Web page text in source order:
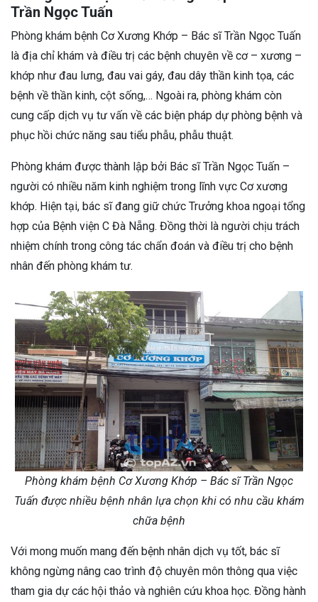
Trần Ngọc Tuấn
Phòng khám bệnh Cơ Xương Khớp – Bác sĩ Trần Ngọc Tuấn
là địa chỉ khám và điều trị các bệnh chuyên về cơ – xương –
khớp như đau lưng, đau vai gáy, đau dây thần kinh tọa, các
bệnh về thần kinh, cột sống,… Ngoài ra, phòng khám còn
cung cấp dịch vụ tư vấn về các biện pháp dự phòng bệnh và
phục hồi chức năng sau tiểu phẫu, phẫu thuật.
Phòng khám được thành lập bởi Bác sĩ Trần Ngọc Tuấn –
người có nhiều năm kinh nghiệm trong lĩnh vực Cơ xương
khớp. Hiện tại, bác sĩ đang giữ chức Trưởng khoa ngoại tổng
hợp của Bệnh viện C Đà Nẵng. Đồng thời là người chịu trách
nhiệm chính trong công tác chẩn đoán và điều trị cho bệnh
nhân đến phòng khám tư.
Phòng khám bệnh Cơ Xương Khớp – Bác sĩ Trần Ngọc
Tuấn được nhiều bệnh nhân lựa chọn khi có nhu cầu khám
chữa bệnh
Với mong muốn mang đến bệnh nhân dịch vụ tốt, bác sĩ
không ngừng nâng cao trình độ chuyên môn thông qua việc
tham gia dự các hội thảo và nghiên cứu khoa học. Đồng hành